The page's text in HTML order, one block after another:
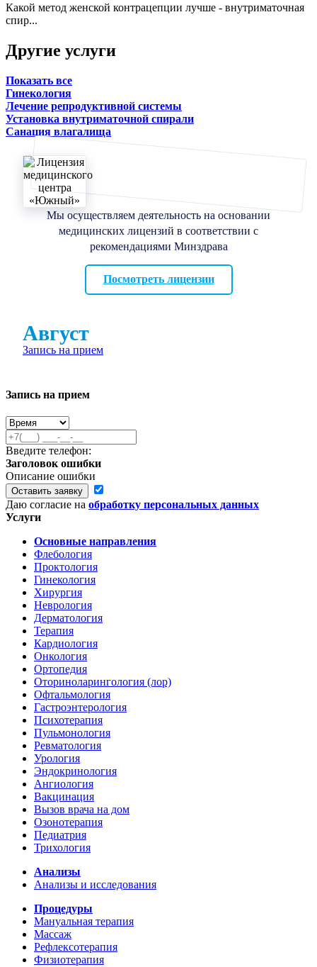
Какой метод женской контрацепции лучше - внутриматочная
спир...
Другие услуги
Показать все
Гинекология
Лечение репродуктивной системы
Установка внутриматочной спирали
Санация влагалища
Мы осуществляем деятельность на основании
медицинских лицензий в соответствии с
рекомендациями Минздрава
Посмотреть лицензии
Август
Запись на прием
Запись на прием
Введите телефон:
Заголовок ошибки
Описание ошибки
Оставить заявку
Даю согласие на обработку персональных данных
Услуги
Основные направления
Флебология
Проктология
Гинекология
Хирургия
Неврология
Дерматология
Терапия
Кардиология
Онкология
Ортопедия
Оториноларингология (лор)
Офтальмология
Гастроэнтерология
Психотерапия
Пульмонология
Ревматология
Урология
Эндокринология
Ангиология
Вакцинация
Вызов врача на дом
Озонотерапия
Педиатрия
Трихология
Анализы
Анализы и исследования
Процедуры
Мануальная терапия
Массаж
Рефлексотерапия
Физиотерапия